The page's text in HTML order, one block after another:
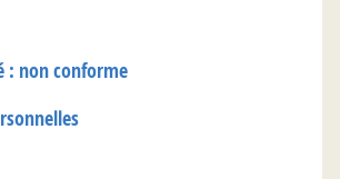
: non conforme